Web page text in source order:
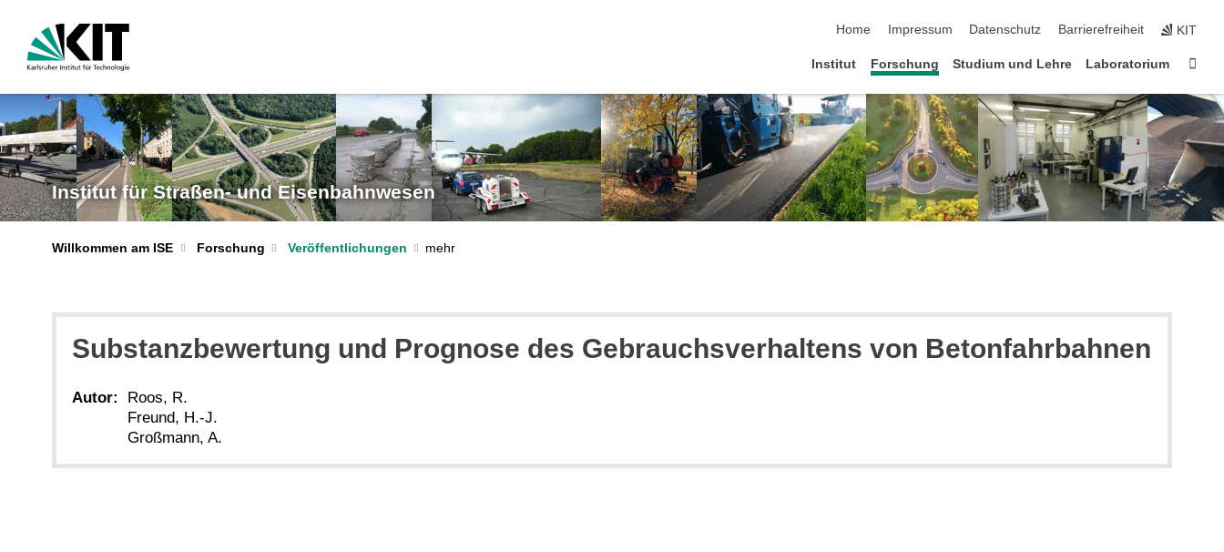
Home
Impressum Datenschutz Barrierefreiheit KIT
Institut Forschung Studium und Lehre Laboratorium
Institut für Straßen- und Eisenbahnwesen
Willkommen am ISE Forschung Veröffentlichungen
Substanzbewertung und Prognose des Gebrauchsverhaltens von Betonfahrbahnen
Autor:
Roos, R.
Freund, H.-J.
Großmann, A.